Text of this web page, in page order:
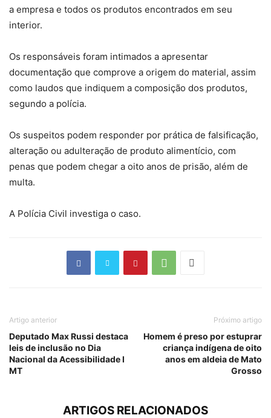
a empresa e todos os produtos encontrados em seu
interior.
Os responsáveis foram intimados a apresentar
documentação que comprove a origem do material, assim
como laudos que indiquem a composição dos produtos,
segundo a polícia.
Os suspeitos podem responder por prática de falsificação,
alteração ou adulteração de produto alimentício, com
penas que podem chegar a oito anos de prisão, além de
multa.
A Polícia Civil investiga o caso.
Artigo anterior
Deputado Max Russi destaca
leis de inclusão no Dia
Nacional da Acessibilidade I
MT
Próximo artigo
Homem é preso por estuprar
criança indígena de oito
anos em aldeia de Mato
Grosso
ARTIGOS RELACIONADOS